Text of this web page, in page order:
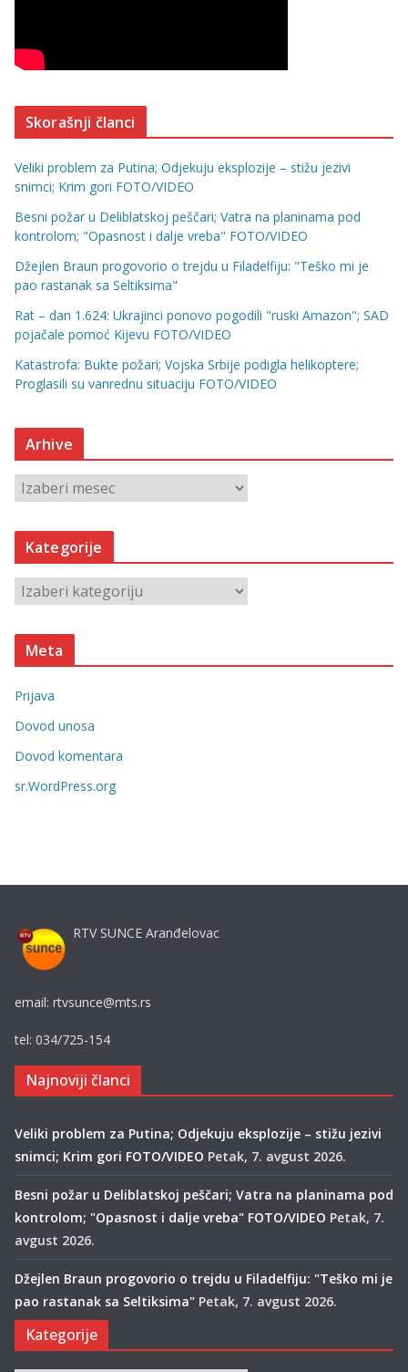
Skorašnji članci
Veliki problem za Putina; Odjekuju eksplozije – stižu jezivi
snimci; Krim gori FOTO/VIDEO
Besni požar u Deliblatskoj peščari; Vatra na planinama pod
kontrolom; "Opasnost i dalje vreba" FOTO/VIDEO
Džejlen Braun progovorio o trejdu u Filadelfiju: "Teško mi je
pao rastanak sa Seltiksima"
Rat – dan 1.624: Ukrajinci ponovo pogodili "ruski Amazon"; SAD
pojačale pomoć Kijevu FOTO/VIDEO
Katastrofa: Bukte požari; Vojska Srbije podigla helikoptere;
Proglasili su vanrednu situaciju FOTO/VIDEO
Arhive
r
h
v
Kategorije
a
t
o
r
i
e
Meta
Prijava
Dovod unosa
Dovod komentara
sr.WordPress.org
RTV SUNCE Aranđelovac
email: rtvsunce@mts.rs
tel: 034/725-154
Najnoviji članci
Veliki problem za Putina; Odjekuju eksplozije – stižu jezivi
snimci; Krim gori FOTO/VIDEO Petak, 7. avgust 2026.
Besni požar u Deliblatskoj peščari; Vatra na planinama pod
kontrolom; "Opasnost i dalje vreba" FOTO/VIDEO Petak, 7.
avgust 2026.
Džejlen Braun progovorio o trejdu u Filadelfiju: "Teško mi je
pao rastanak sa Seltiksima" Petak, 7. avgust 2026.
Kategorije